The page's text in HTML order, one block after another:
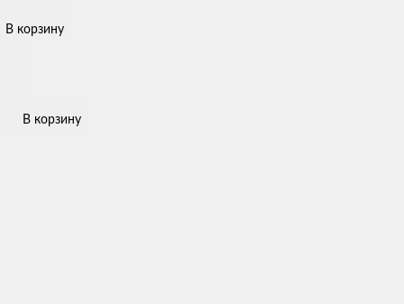
В корзину
В корзину